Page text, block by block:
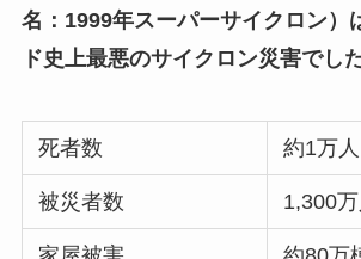
名：1999年スーパーサイクロン）
ド史上最悪のサイクロン災害でした
死者数 約1万人
被災者数 1,300